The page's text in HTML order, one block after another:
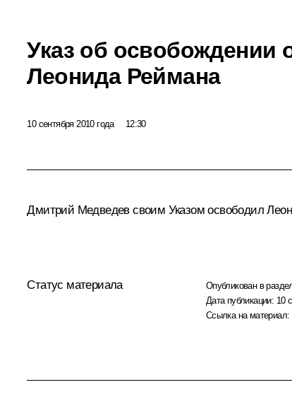
Указ об освобождении
Леонида Реймана
10 сентября 2010 года 12:30
Дмитрий Медведев своим Указом освободил
Статус материала Опубликован в
Дата публикации: 10
Ссылка на материал: